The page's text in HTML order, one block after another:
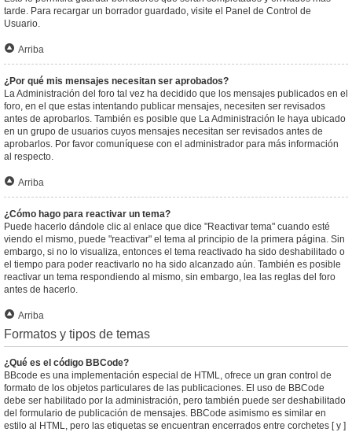
tarde. Para recargar un borrador guardado, visite el Panel de Control de
Usuario.
Arriba
¿Por qué mis mensajes necesitan ser aprobados?
La Administración del foro tal vez ha decidido que los mensajes publicados en el
foro, en el que estas intentando publicar mensajes, necesiten ser revisados
antes de aprobarlos. También es posible que La Administración le haya ubicado
en un grupo de usuarios cuyos mensajes necesitan ser revisados antes de
aprobarlos. Por favor comuníquese con el administrador para más información
al respecto.
Arriba
¿Cómo hago para reactivar un tema?
Puede hacerlo dándole clic al enlace que dice "Reactivar tema" cuando esté
viendo el mismo, puede "reactivar" el tema al principio de la primera página. Sin
embargo, si no lo visualiza, entonces el tema reactivado ha sido deshabilitado o
el tiempo para poder reactivarlo no ha sido alcanzado aún. También es posible
reactivar un tema respondiendo al mismo, sin embargo, lea las reglas del foro
antes de hacerlo.
Arriba
Formatos y tipos de temas
¿Qué es el código BBCode?
BBcode es una implementación especial de HTML, ofrece un gran control de
formato de los objetos particulares de las publicaciones. El uso de BBCode
debe ser habilitado por la administración, pero también puede ser deshabilitado
del formulario de publicación de mensajes. BBCode asimismo es similar en
estilo al HTML, pero las etiquetas se encuentran encerrados entre corchetes [ y ]